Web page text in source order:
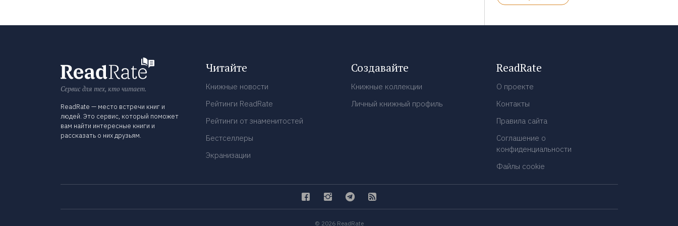
Сервис для тех, кто читает.
ReadRate — место встречи книг и
людей. Это сервис, который поможет
вам найти интересные книги и
рассказать о них друзьям.
Читайте
Книжные новости
Рейтинги ReadRate
Рейтинги от знаменитостей
Бестселлеры
Экранизации
Создавайте
Книжные коллекции
Личный книжный профиль
ReadRate
О проекте
Контакты
Правила сайта
Соглашение о
конфиденциальности
Файлы cookie
© 2026 ReadRate